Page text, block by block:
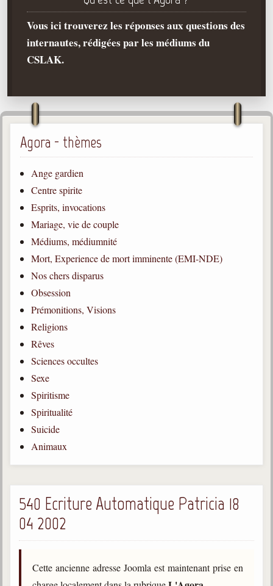
Spiritisme
Qu'est-ce que c'est ?
Philosophie
La doctrine d'Allan Kardec
But des manifestations spirites
Esprits
Médiums
Les hommes
Allan Kardec
1804-1869
Léon Denis
1846-1927
Gabriel Delanne
1857-1926
Chico Xavier
1910-2002
Divaldo Franco
1927-2025
Bibliothèque
Bibliothèque spirite
Documents
Bulletins "Le Spiritisme"
Vous ici trouverez les réponses aux questions des
internautes, rédigées par les médiums du
CSLAK.
Agora - thèmes
Ange gardien
Centre spirite
Esprits, invocations
Mariage, vie de couple
Médiums, médiumnité
Mort, Experience de mort imminente (EMI-NDE)
Nos chers disparus
Obsession
Prémonitions, Visions
Religions
Rêves
Sciences occultes
Sexe
Spiritisme
Spiritualité
Suicide
Animaux
540 Ecriture Automatique Patricia 18
04 2002
Cette ancienne adresse Joomla est maintenant prise en